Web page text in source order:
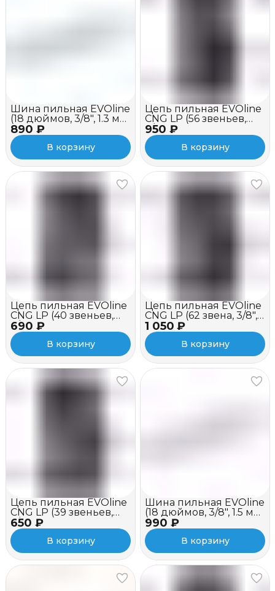
890 ₽
Шина пильная EVOline
(18 дюймов, 3/8", 1.3 мм,
хвостовик A041)
В корзину
950 ₽
Цепь пильная EVOline
CNG LP (56 звеньев,
3/8", 1.3 мм, 16")
В корзину
690 ₽
Цепь пильная EVOline
CNG LP (40 звеньев,
3/8", 1.3 мм, 10")
В корзину
1 050 ₽
Цепь пильная EVOline
CNG LP (62 звена, 3/8",
1.3 мм, 18")
В корзину
650 ₽
Цепь пильная EVOline
CNG LP (39 звеньев,
3/8", 1.1 мм, 10")
В корзину
990 ₽
Шина пильная EVOline
(18 дюймов, 3/8", 1.5 мм,
хвостовик K095)
В корзину